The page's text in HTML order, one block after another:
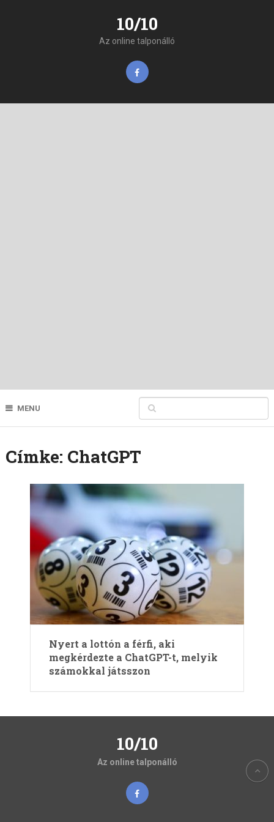
10/10
Az online talponálló
MENU
Címke: ChatGPT
Nyert a lottón a férfi, aki
megkérdezte a ChatGPT-t, melyik
számokkal játsszon
10/10
Az online talponálló